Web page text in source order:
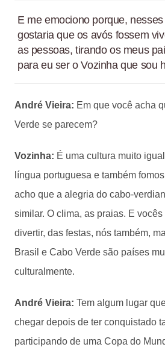
E me emociono porque,
gostaria que os avós fossem
as pessoas, tirando os meus
para eu ser o Vozinha que sou
André Vieira: Em que você acha
Verde se parecem?
Vozinha: É uma cultura muito
língua portuguesa e também
acho que a alegria do cabo-
similar. O clima, as praias. E
divertir, das festas, nós também,
Brasil e Cabo Verde são países
culturalmente.
André Vieira: Tem algum lugar
chegar depois de ter conquistado
participando de uma Copa do